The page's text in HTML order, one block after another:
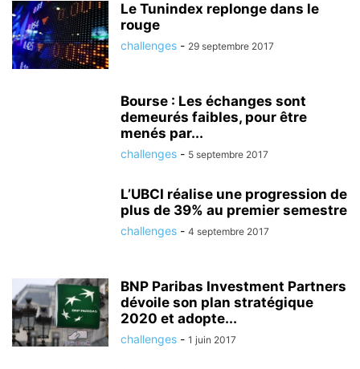
Le Tunindex replonge dans le
rouge
challenges - 29 septembre 2017
Bourse : Les échanges sont
demeurés faibles, pour être
menés par...
challenges - 5 septembre 2017
L’UBCI réalise une progression de
plus de 39% au premier semestre
challenges - 4 septembre 2017
BNP Paribas Investment Partners
dévoile son plan stratégique
2020 et adopte...
challenges - 1 juin 2017